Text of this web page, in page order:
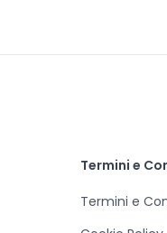
Termini e
Termini e